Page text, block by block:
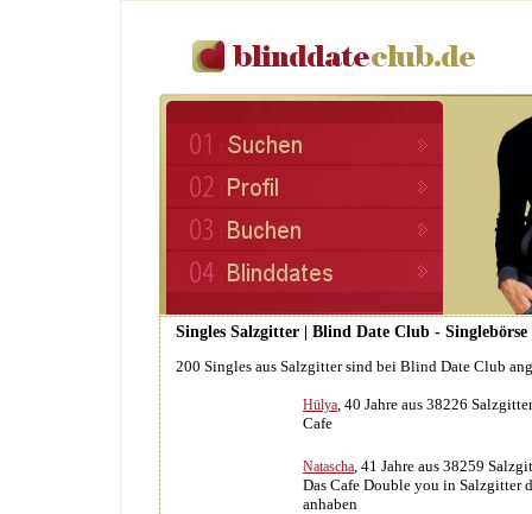
Singles Salzgitter | Blind Date Club -
200 Singles aus Salzgitter sind bei Blind Date Club
Hülya, 40 Jahre aus 38226 Salzgitter
Cafe
Natascha, 41 Jahre aus 38259
Das Cafe Double you in Salzgitter
anhaben